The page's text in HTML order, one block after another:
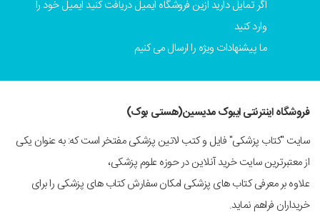
اگر تمایل دارید ازین فروشگاه ایمیل دریافت کنید ایمیل خود را
وارد کنید
ما پیشنهادات ویژه را ارسال می کنیم
فروشگاه اینترنتی ایبوک مدیسین(هستی بوک)
سایت "کتاب پزشکی" فایل و کتب لاتین پزشکی مفتخر است که: به عنوان یکی
از معتبرترین سایت خرید آنلاین در حوزه علوم پزشکی،
علاوه بر معرفی کتاب های پزشکی امکان سفارش کتاب های پزشکی را برای
خریداران فراهم نماید.